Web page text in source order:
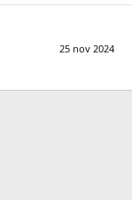
25 nov 2024